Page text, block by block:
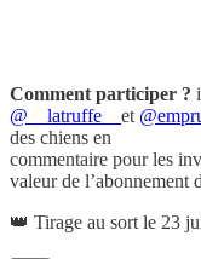
Comment participer ?
@__latruffe__ et
des chiens en
commentaire pour les
valeur de l’abonnement
👑 Tirage au sort le 23